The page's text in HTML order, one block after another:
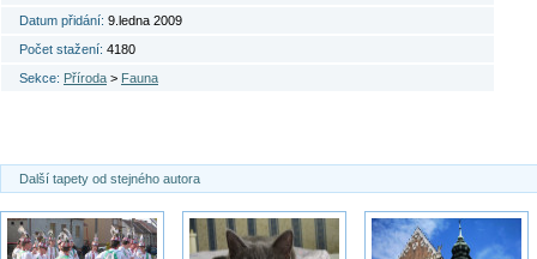
Datum přidání: 9.ledna 2009
Počet stažení: 4180
Sekce: Příroda > Fauna
Další tapety od stejného autora